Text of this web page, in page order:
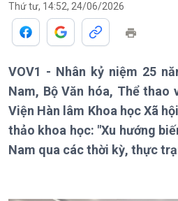
Giới thiệu
Thứ tư, 14:52, 24/06/2026
VOV1 - Nhân kỷ niệm 25
Nam, Bộ Văn hóa, Thể thao
Viện Hàn lâm Khoa học Xã
thảo khoa học: "Xu hướng
Nam qua các thời kỳ, thực